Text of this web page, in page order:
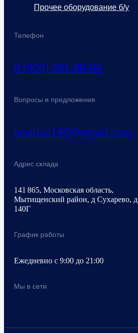
Телефон
8 (800) 201-80-04
Вопросы и предложения
nasklad140@gmail.com
Адрес склада
141 865, Московская область,
Мытищенский район, д Сухарево, д
140Г
График работы
Ежедневно с 9:00 до 21:00
Мы в сети
Прочее оборудование б/у